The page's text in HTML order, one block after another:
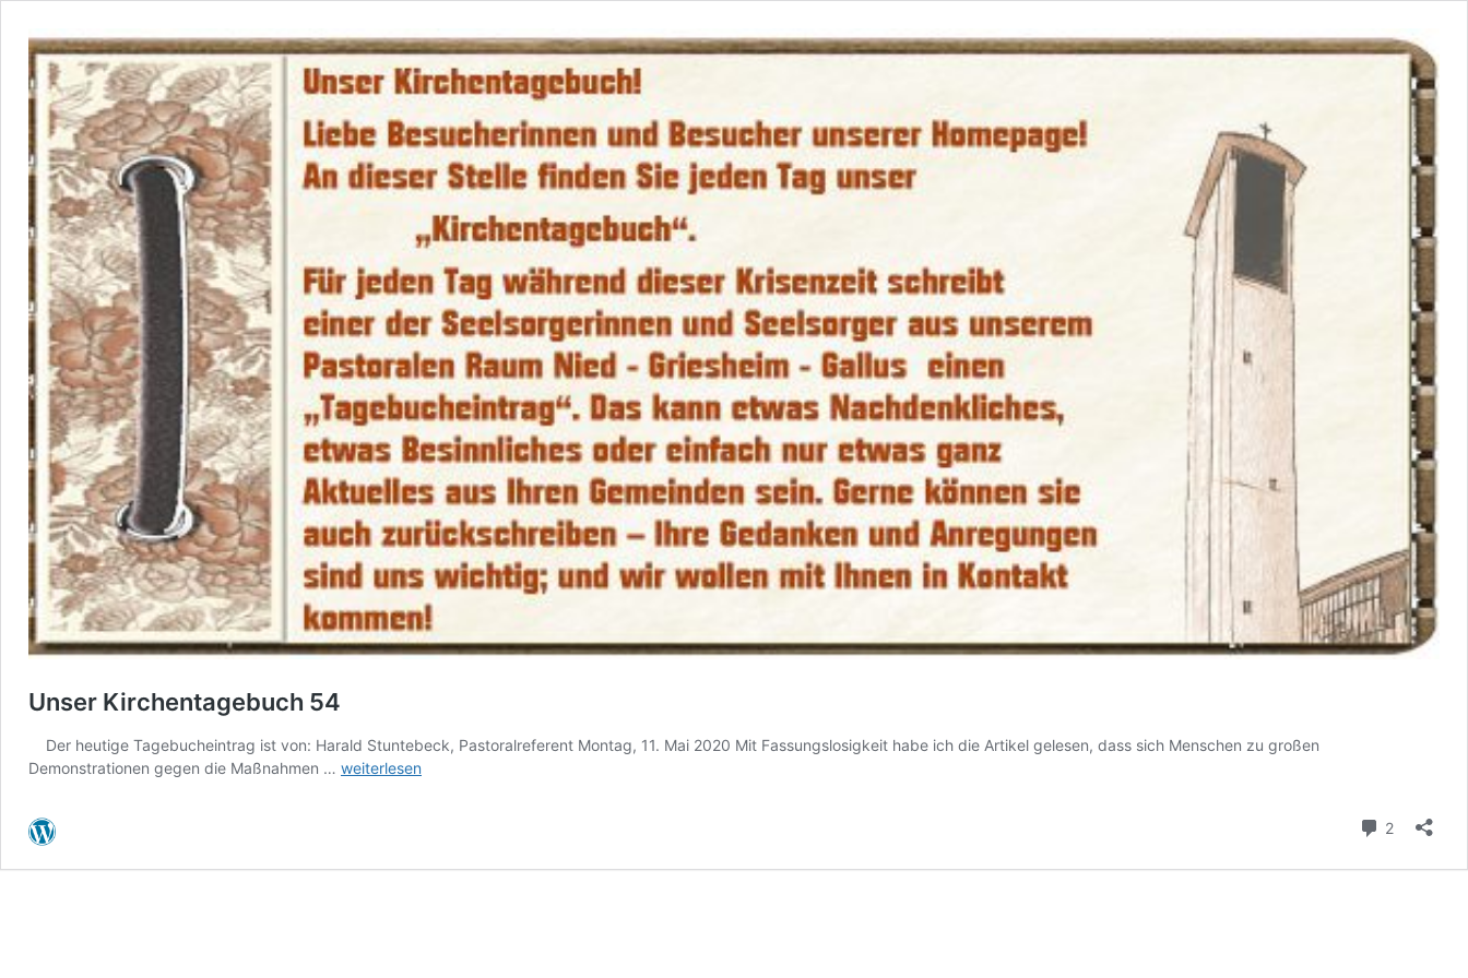
Unser Kirchentagebuch 54
Der heutige Tagebucheintrag ist von: Harald Stuntebeck, Pastoralreferent Montag, 11. Mai 2020 Mit Fassungslosigkeit habe ich die Artikel gelesen, dass sich Menschen zu großen
Demonstrationen gegen die Maßnahmen … Unser
weiterlesen
2